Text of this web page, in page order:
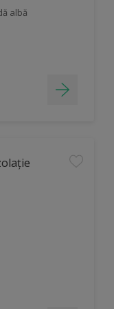
albă